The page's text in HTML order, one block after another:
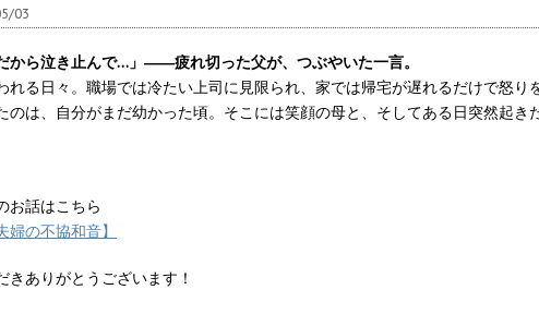
03
から泣き止んで…」――疲れ切った父が、つぶやいた一言。
れる日々。職場では冷たい上司に見限られ、家では帰宅が遅れるだけで怒
のは、自分がまだ幼かった頃。そこには笑顔の母と、そしてある日突然起き
お話はこちら
婦の不協和音】
きありがとうございます！